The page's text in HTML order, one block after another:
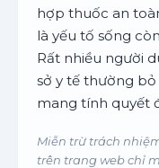
hợp thuốc an
là yếu tố sống
Rất nhiều người
sở y tế thường
mang tính quyết
Miễn trừ trách
trên trang web chỉ